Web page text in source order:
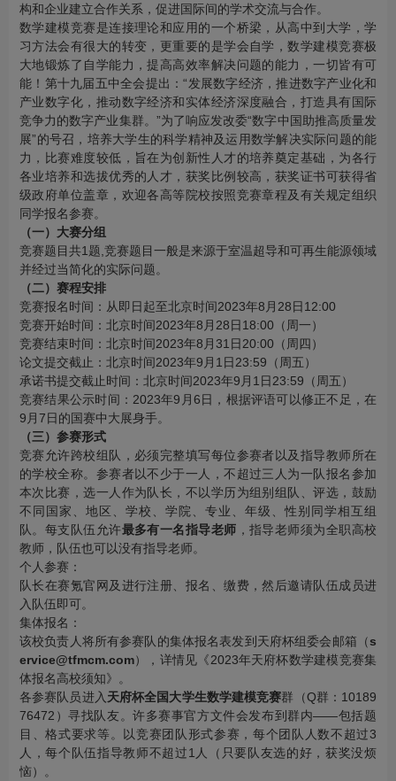
构和企业建立合作关系，促进国际间的学术交流与合作。
数学建模竞赛是连接理论和应用的一个桥梁，从高中到大学，学
习方法会有很大的转变，更重要的是学会自学，数学建模竞赛极
大地锻炼了自学能力，提高高效率解决问题的能力，一切皆有可
能！第十九届五中全会提出：“发展数字经济，推进数字产业化和
产业数字化，推动数字经济和实体经济深度融合，打造具有国际
竞争力的数字产业集群。”为了响应发改委“数字中国助推高质量发
展”的号召，培养大学生的科学精神及运用数学解决实际问题的能
力，比赛难度较低，旨在为创新性人才的培养奠定基础，为各行
各业培养和选拔优秀的人才，获奖比例较高，获奖证书可获得省
级政府单位盖章，欢迎各高等院校按照竞赛章程及有关规定组织
同学报名参赛。
（一）大赛分组
竞赛题目共1题,竞赛题目一般是来源于室温超导和可再生能源领域
并经过当简化的实际问题。
（二）赛程安排
竞赛报名时间：从即日起至北京时间2023年8月28日12:00
竞赛开始时间：北京时间2023年8月28日18:00（周一）
竞赛结束时间：北京时间2023年8月31日20:00（周四）
论文提交截止：北京时间2023年9月1日23:59（周五）
承诺书提交截止时间：北京时间2023年9月1日23:59（周五）
竞赛结果公示时间：2023年9月6日，根据评语可以修正不足，在
9月7日的国赛中大展身手。
（三）参赛形式
竞赛允许跨校组队，必须完整填写每位参赛者以及指导教师所在
的学校全称。参赛者以不少于一人，不超过三人为一队报名参加
本次比赛，选一人作为队长，不以学历为组别组队、评选，鼓励
不同国家、地区、学校、学院、专业、年级、性别同学相互组
队。每支队伍允许最多有一名指导老师 ，指导老师须为全职高校
教师，队伍也可以没有指导老师。
个人参赛：
队长在赛氪官网及进行注册、报名、缴费，然后邀请队伍成员进
入队伍即可。
集体报名：
该校负责人将所有参赛队的集体报名表发到天府杯组委会邮箱（s
ervice@tfmcm.com），详情见《2023年天府杯数学建模竞赛集
体报名高校须知》。
各参赛队员进入 天府杯全国大学生数学建模竞赛群（Q群：10189
76472）寻找队友。许多赛事官方文件会发布到群内——包括题
目、格式要求等。以竞赛团队形式参赛，每个团队人数不超过3
人，每个队伍指导教师不超过1人（只要队友选的好，获奖没烦
恼）。